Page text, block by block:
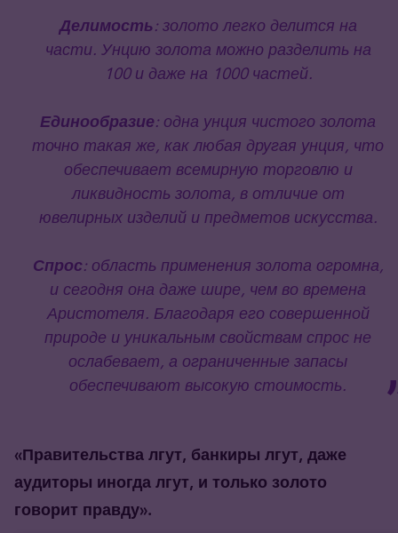
Делимость: золото легко делится на
части. Унцию золота можно разделить на
100 и даже на 1000 частей.
Единообразие: одна унция чистого золота
точно такая же, как любая другая унция, что
обеспечивает всемирную торговлю и
ликвидность золота, в отличие от
ювелирных изделий и предметов искусства.
Спрос: область применения золота огромна,
и сегодня она даже шире, чем во времена
Аристотеля. Благодаря его совершенной
природе и уникальным свойствам спрос не
ослабевает, а ограниченные запасы
обеспечивают высокую стоимость.
«Правительства лгут, банкиры лгут, даже
аудиторы иногда лгут, и только золото
говорит правду».